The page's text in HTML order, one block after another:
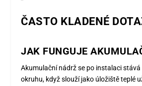
ČASTO KLADENÉ
JAK FUNGUJE
Akumulační nádrž se po instalaci
okruhu, když slouží jako úložiště teplé